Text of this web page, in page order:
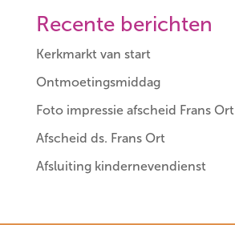
Recente berichten
Kerkmarkt van start
Ontmoetingsmiddag
Foto impressie afscheid Frans Ort
Afscheid ds. Frans Ort
Afsluiting kindernevendienst